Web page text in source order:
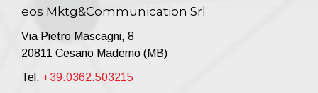
eos Mktg&Communication Srl
Via Pietro Mascagni, 8
20811 Cesano Maderno (MB)
Tel. +39.0362.503215